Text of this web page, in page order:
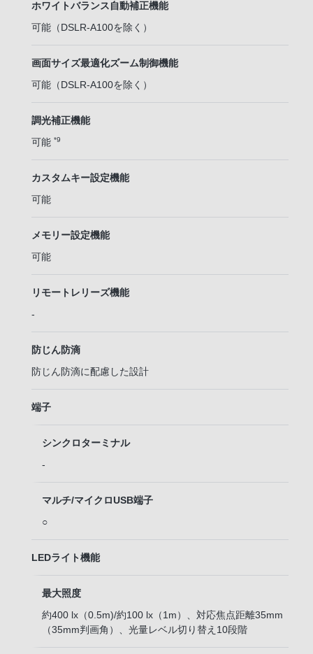
ホワイトバランス自動補正機能
可能（DSLR-A100を除く）
画面サイズ最適化ズーム制御機能
可能（DSLR-A100を除く）
調光補正機能
可能 *9
カスタムキー設定機能
可能
メモリー設定機能
可能
リモートレリーズ機能
-
防じん防滴
防じん防滴に配慮した設計
端子
シンクロターミナル
-
マルチ/マイクロUSB端子
○
LEDライト機能
最大照度
約400 lx（0.5m)/約100 lx（1m）、対応焦点距離35mm
（35mm判画角）、光量レベル切り替え10段階